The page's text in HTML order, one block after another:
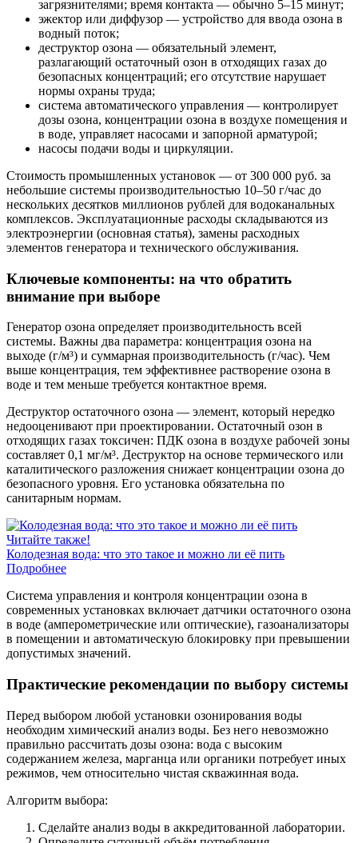
загрязнителями; время контакта — обычно 5–15 минут;
эжектор или диффузор — устройство для ввода озона в
водный поток;
деструктор озона — обязательный элемент,
разлагающий остаточный озон в отходящих газах до
безопасных концентраций; его отсутствие нарушает
нормы охраны труда;
система автоматического управления — контролирует
дозы озона, концентрации озона в воздухе помещения и
в воде, управляет насосами и запорной арматурой;
насосы подачи воды и циркуляции.
Стоимость промышленных установок — от 300 000 руб. за
небольшие системы производительностью 10–50 г/час до
нескольких десятков миллионов рублей для водоканальных
комплексов. Эксплуатационные расходы складываются из
электроэнергии (основная статья), замены расходных
элементов генератора и технического обслуживания.
Ключевые компоненты: на что обратить
внимание при выборе
Генератор озона определяет производительность всей
системы. Важны два параметра: концентрация озона на
выходе (г/м³) и суммарная производительность (г/час). Чем
выше концентрация, тем эффективнее растворение озона в
воде и тем меньше требуется контактное время.
Деструктор остаточного озона — элемент, который нередко
недооценивают при проектировании. Остаточный озон в
отходящих газах токсичен: ПДК озона в воздухе рабочей зоны
составляет 0,1 мг/м³. Деструктор на основе термического или
каталитического разложения снижает концентрации озона до
безопасного уровня. Его установка обязательна по
санитарным нормам.
Читайте также!
Колодезная вода: что это такое и можно ли её пить
Подробнее
Система управления и контроля концентрации озона в
современных установках включает датчики остаточного озона
в воде (амперометрические или оптические), газоанализаторы
в помещении и автоматическую блокировку при превышении
допустимых значений.
Практические рекомендации по выбору системы
Перед выбором любой установки озонирования воды
необходим химический анализ воды. Без него невозможно
правильно рассчитать дозы озона: вода с высоким
содержанием железа, марганца или органики потребует иных
режимов, чем относительно чистая скважинная вода.
Алгоритм выбора:
Сделайте анализ воды в аккредитованной лаборатории.